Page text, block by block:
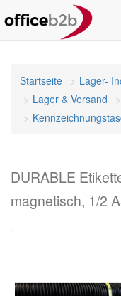
Startseite
Lager-
Lager & Versand
DURABLE
magnetisch, 1/2